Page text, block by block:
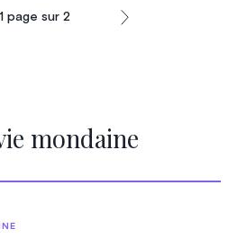
1 page sur 2
mondaine